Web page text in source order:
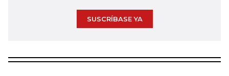
SUSCRÍBASE YA